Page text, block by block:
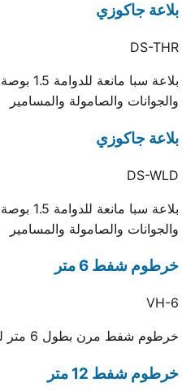
بلاعة جاكوزي
DS-THR
بلاعة
والجوانات والصامولة والمسامير
بلاعة جاكوزي
DS-WLD
والجوانات والصامولة والمسامير
خرطوم شفط 6 متر
VH-6
خرطوم شفط مرن بطول 6 متر لتنظيف حمام السباحة
خرطوم شفط 12 متر